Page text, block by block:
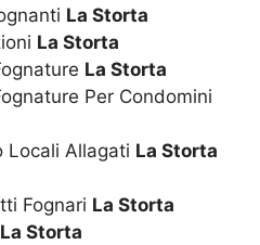
La Storta
La Storta
La Storta
Per Condomini
Locali Allagati La Storta
Fognari La Storta
La Storta